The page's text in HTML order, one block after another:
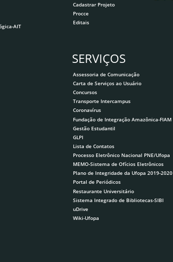
AIT
Cadastrar Projeto
Procce
Editais
SERVIÇOS
Assessoria de Comunicação
Carta de Serviços ao Usuário
Concursos
Transporte Intercampus
Coronavírus
Fundação de Integração Amazônica-FIAM
Gestão Estudantil
GLPI
Lista de Contatos
Processo Eletrônico Nacional PNE/Ufopa
MEMO-Sistema de Ofícios Eletrônicos
Plano de Integridade da Ufopa 2019-2020
Portal de Periódicos
Restaurante Universitário
Sistema Integrado de Bibliotecas-SIBI
uDrive
Wiki-Ufopa